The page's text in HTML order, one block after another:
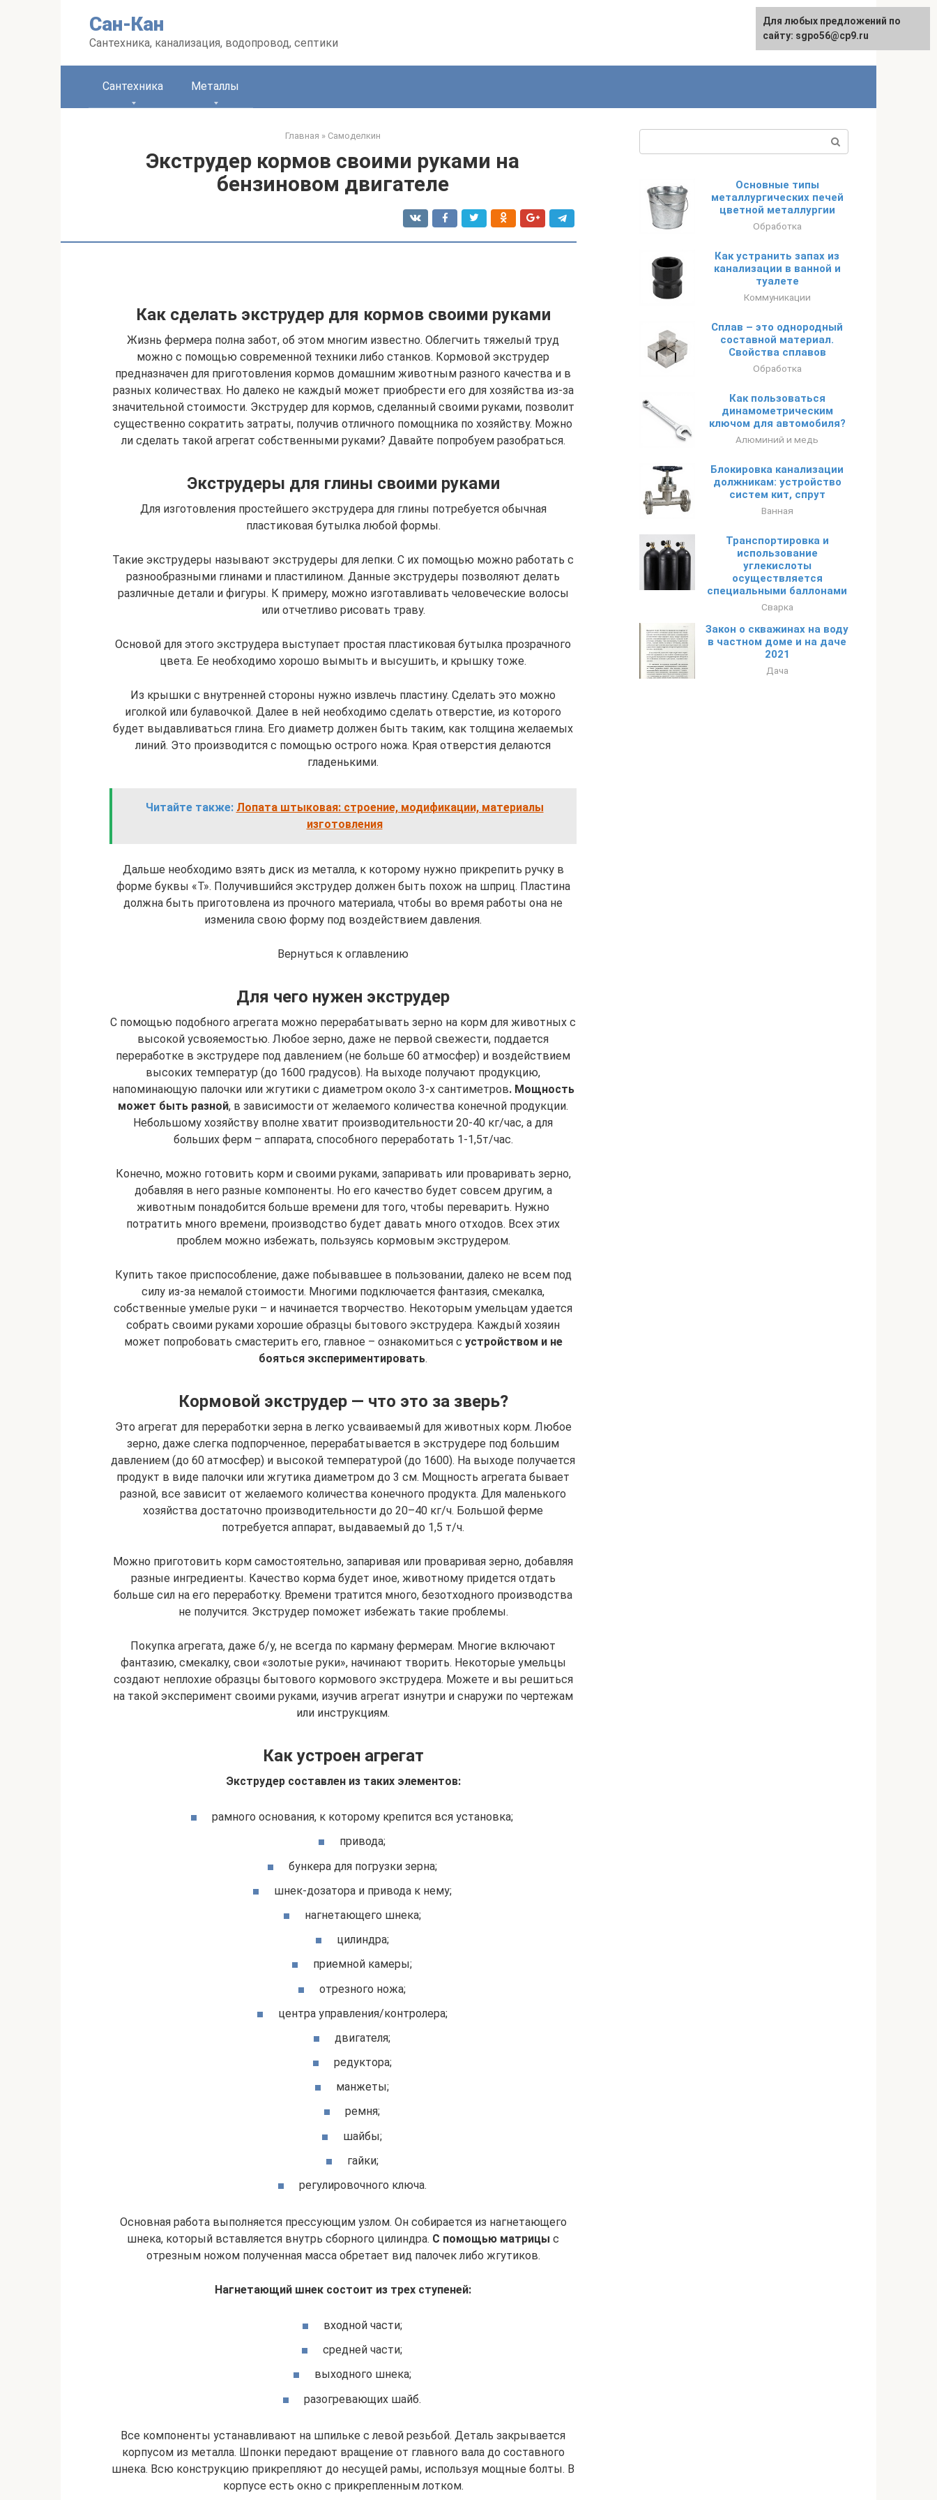
Сан-Кан
Сантехника, канализация, водопровод, септики
English
Сантехника Металлы
Главная » Самоделкин
Экструдер кормов своими руками на
бензиновом двигателе
Как сделать экструдер для кормов своими руками
Жизнь фермера полна забот, об этом многим известно. Облегчить тяжелый труд
можно с помощью современной техники либо станков. Кормовой экструдер
предназначен для приготовления кормов домашним животным разного качества и в
разных количествах. Но далеко не каждый может приобрести его для хозяйства из-за
значительной стоимости. Экструдер для кормов, сделанный своими руками, позволит
существенно сократить затраты, получив отличного помощника по хозяйству. Можно
ли сделать такой агрегат собственными руками? Давайте попробуем разобраться.
Экструдеры для глины своими руками
Для изготовления простейшего экструдера для глины потребуется обычная
пластиковая бутылка любой формы.
Такие экструдеры называют экструдеры для лепки. С их помощью можно работать с
разнообразными глинами и пластилином. Данные экструдеры позволяют делать
различные детали и фигуры. К примеру, можно изготавливать человеческие волосы
или отчетливо рисовать траву.
Основой для этого экструдера выступает простая пластиковая бутылка прозрачного
цвета. Ее необходимо хорошо вымыть и высушить, и крышку тоже.
Из крышки с внутренней стороны нужно извлечь пластину. Сделать это можно
иголкой или булавочкой. Далее в ней необходимо сделать отверстие, из которого
будет выдавливаться глина. Его диаметр должен быть таким, как толщина желаемых
линий. Это производится с помощью острого ножа. Края отверстия делаются
гладенькими.
Читайте также: Лопата штыковая: строение, модификации, материалы
изготовления
Дальше необходимо взять диск из металла, к которому нужно прикрепить ручку в
форме буквы «Т». Получившийся экструдер должен быть похож на шприц. Пластина
должна быть приготовлена из прочного материала, чтобы во время работы она не
изменила свою форму под воздействием давления.
Вернуться к оглавлению
Для чего нужен экструдер
С помощью подобного агрегата можно перерабатывать зерно на корм для животных с
высокой усвояемостью. Любое зерно, даже не первой свежести, поддается
переработке в экструдере под давлением (не больше 60 атмосфер) и воздействием
высоких температур (до 1600 градусов). На выходе получают продукцию,
напоминающую палочки или жгутики с диаметром около 3-х сантиметров. Мощность
может быть разной, в зависимости от желаемого количества конечной продукции.
Небольшому хозяйству вполне хватит производительности 20-40 кг/час, а для
больших ферм – аппарата, способного переработать 1-1,5т/час.
Конечно, можно готовить корм и своими руками, запаривать или проваривать зерно,
добавляя в него разные компоненты. Но его качество будет совсем другим, а
животным понадобится больше времени для того, чтобы переварить. Нужно
потратить много времени, производство будет давать много отходов. Всех этих
проблем можно избежать, пользуясь кормовым экструдером.
Купить такое приспособление, даже побывавшее в пользовании, далеко не всем под
силу из-за немалой стоимости. Многими подключается фантазия, смекалка,
собственные умелые руки – и начинается творчество. Некоторым умельцам удается
собрать своими руками хорошие образцы бытового экструдера. Каждый хозяин
может попробовать смастерить его, главное – ознакомиться с устройством и не
бояться экспериментировать.
Кормовой экструдер — что это за зверь?
Это агрегат для переработки зерна в легко усваиваемый для животных корм. Любое
зерно, даже слегка подпорченное, перерабатывается в экструдере под большим
давлением (до 60 атмосфер) и высокой температурой (до 1600). На выходе получается
продукт в виде палочки или жгутика диаметром до 3 см. Мощность агрегата бывает
разной, все зависит от желаемого количества конечного продукта. Для маленького
хозяйства достаточно производительности до 20–40 кг/ч. Большой ферме
потребуется аппарат, выдаваемый до 1,5 т/ч.
Можно приготовить корм самостоятельно, запаривая или проваривая зерно, добавляя
разные ингредиенты. Качество корма будет иное, животному придется отдать
больше сил на его переработку. Времени тратится много, безотходного производства
не получится. Экструдер поможет избежать такие проблемы.
Покупка агрегата, даже б/у, не всегда по карману фермерам. Многие включают
фантазию, смекалку, свои «золотые руки», начинают творить. Некоторые умельцы
создают неплохие образцы бытового кормового экструдера. Можете и вы решиться
на такой эксперимент своими руками, изучив агрегат изнутри и снаружи по чертежам
или инструкциям.
Как устроен агрегат
Экструдер составлен из таких элементов:
рамного основания, к которому крепится вся установка;
привода;
бункера для погрузки зерна;
шнек-дозатора и привода к нему;
нагнетающего шнека;
цилиндра;
приемной камеры;
отрезного ножа;
центра управления/контролера;
двигателя;
редуктора;
манжеты;
ремня;
шайбы;
гайки;
регулировочного ключа.
Основная работа выполняется прессующим узлом. Он собирается из нагнетающего
шнека, который вставляется внутрь сборного цилиндра. С помощью матрицы с
отрезным ножом полученная масса обретает вид палочек либо жгутиков.
Нагнетающий шнек состоит из трех ступеней:
входной части;
средней части;
выходного шнека;
разогревающих шайб.
Все компоненты устанавливают на шпильке с левой резьбой. Деталь закрывается
корпусом из металла. Шпонки передают вращение от главного вала до составного
шнека. Всю конструкцию прикрепляют до несущей рамы, используя мощные болты. В
корпусе есть окно с прикрепленным лотком.
Основные типы
металлургических печей
цветной металлургии
Обработка
Как устранить запах из
канализации в ванной и
туалете
Коммуникации
Сплав – это однородный
составной материал.
Свойства сплавов
Обработка
Как пользоваться
динамометрическим
ключом для автомобиля?
Алюминий и медь
Блокировка канализации
должникам: устройство
систем кит, спрут
Ванная
Транспортировка и
использование
углекислоты
осуществляется
специальными баллонами
Сварка
Закон о скважинах на воду
в частном доме и на даче
2021
Дача
Для любых предложений по
сайту: sgpo56@cp9.ru